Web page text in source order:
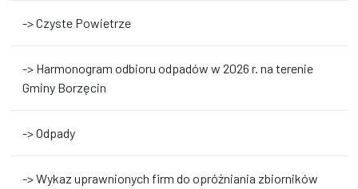
-> Czyste Powietrze
-> Harmonogram odbioru odpadów w 2026 r. na terenie
Gminy Borzęcin
-> Odpady
-> Wykaz uprawnionych firm do opróżniania zbiorników